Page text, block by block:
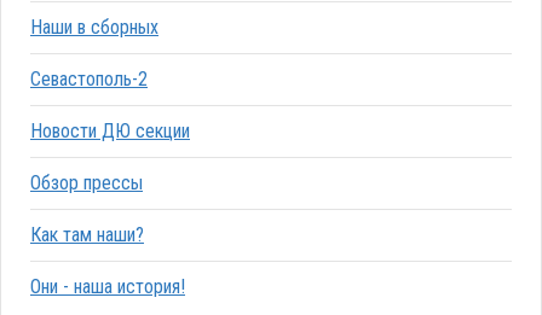
Наши в сборных
Севастополь-2
Новости ДЮ секции
Обзор прессы
Как там наши?
Они - наша история!